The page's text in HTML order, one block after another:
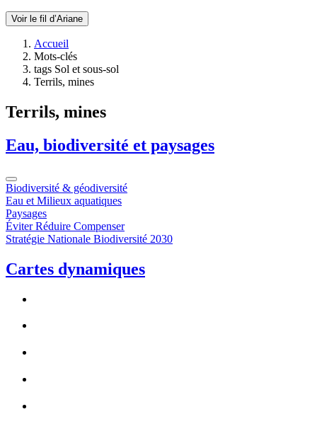
Voir le fil d’Ariane
Accueil
Mots-clés
tags Sol et sous-sol
Terrils, mines
Terrils, mines
Eau, biodiversité et paysages
Biodiversité & géodiversité
Eau et Milieux aquatiques
Paysages
Éviter Réduire Compenser
Stratégie Nationale Biodiversité 2030
Cartes dynamiques